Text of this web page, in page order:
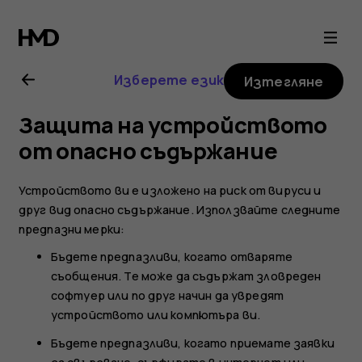
Ръководство
на
потребителя
за
Nokia
6.2
Изберете език Изтегляне
Защита на устройството
от опасно съдържание
Устройството ви е изложено на риск от вируси и
друг вид опасно съдържание. Използвайте следните
предпазни мерки:
Бъдете предпазливи, когато отваряте
съобщения. Те може да съдържат зловреден
софтуер или по друг начин да увредят
устройството или компютъра ви.
Бъдете предпазливи, когато приемате заявки